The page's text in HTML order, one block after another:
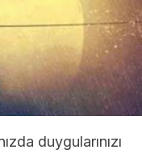
duygularınızı